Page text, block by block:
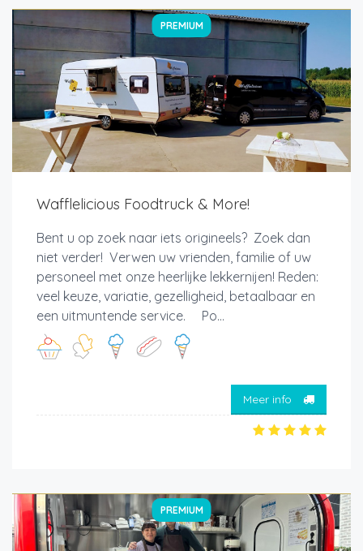
PREMIUM
Wafflelicious Foodtruck & More!
Bent u op zoek naar iets origineels? Zoek dan
niet verder! Verwen uw vrienden, familie of uw
personeel met onze heerlijke lekkernijen! Reden:
veel keuze, variatie, gezelligheid, betaalbaar en
een uitmuntende service. Po...
Meer info
PREMIUM